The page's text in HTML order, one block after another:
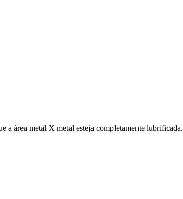
a área metal X metal esteja completamente lubrificada.